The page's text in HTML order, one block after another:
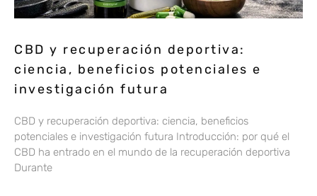
CBD y recuperación deportiva:
ciencia, beneficios potenciales e
investigación futura
CBD y recuperación deportiva: ciencia, beneficios
potenciales e investigación futura Introducción: por qué el
CBD ha entrado en el mundo de la recuperación deportiva
Durante